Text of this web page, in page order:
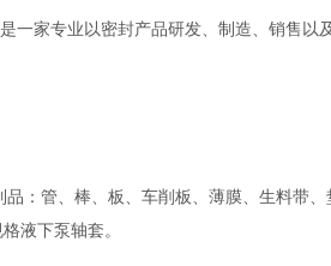
一家专业以密封产品研发、制造、销售以
：管、棒、板、车削板、薄膜、生料带、
液下泵轴套。